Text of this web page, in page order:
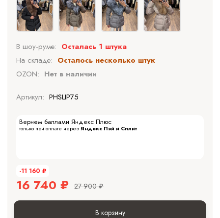
В шоу-руме: Осталась 1 штука
На складе: Осталось несколько штук
OZON: Нет в наличии
Артикул: PHSLIP75
Вернем баллами Яндекс Плюс
только при оплате через Яндекс Пэй и Сплит
-11 160 ₽
16 740 ₽ 27 900 ₽
В корзину